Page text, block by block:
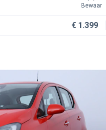
Bewaar
€ 1.399